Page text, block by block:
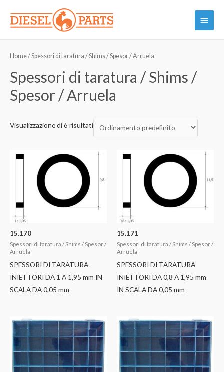
contenuto
Menu
Home/ Spessori di taratura / Shims / Spesor / Arruela
Spessori di taratura / Shims /
Spesor / Arruela
Visualizzazione di 6 risultati
15.170
Spessori di taratura / Shims / Spesor /
Arruela
SPESSORI DI TARATURA
INIETTORI DA 1 A 1,95 mm IN
SCALA DA 0,05 mm
15.171
Spessori di taratura / Shims / Spesor /
Arruela
SPESSORI DI TARATURA
INIETTORI DA 0,8 A 1,95 mm
IN SCALA DA 0,05 mm